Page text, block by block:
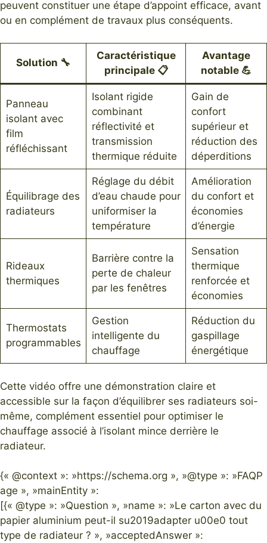
peuvent constituer une étape d’appoint efficace, avant
ou en complément de travaux plus conséquents.
Solution 🔧
Caractéristique
principale 📋
Avantage
notable 💪
Panneau
isolant avec
film
réfléchissant
Isolant rigide
combinant
réflectivité et
transmission
thermique réduite
Gain de
confort
supérieur et
réduction des
déperditions
Équilibrage des
radiateurs
Réglage du débit
d’eau chaude pour
uniformiser la
température
Amélioration
du confort et
économies
d’énergie
Rideaux
thermiques
Barrière contre la
perte de chaleur
par les fenêtres
Sensation
thermique
renforcée et
économies
Thermostats
programmables
Gestion
intelligente du
chauffage
Réduction du
gaspillage
énergétique
Cette vidéo offre une démonstration claire et
accessible sur la façon d’équilibrer ses radiateurs soi-
même, complément essentiel pour optimiser le
chauffage associé à l’isolant mince derrière le
radiateur.
{« @context »: »https://schema.org », »@type »: »FAQP
age », »mainEntity »:
[{« @type »: »Question », »name »: »Le carton avec du
papier aluminium peut-il su2019adapter u00e0 tout
type de radiateur ? », »acceptedAnswer »: